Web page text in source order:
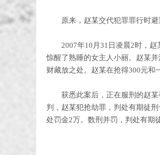
原来，赵某交代犯罪罪行时避
2007年10月31日凌晨2时，赵
惊醒了熟睡的女主人小丽。赵某
财藏放之处。赵某在抢得300元和
获悉此案后，正在服刑的赵某
判，赵某犯抢劫罪，判处有期徒
处罚金2万。数刑并罚，判处有期